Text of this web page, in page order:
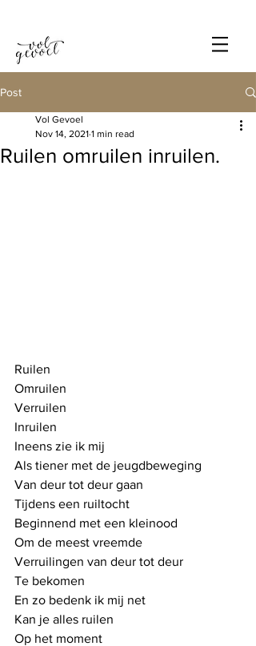
Post
Ruilen omruilen inruilen.
Vol Gevoel
Nov 14, 2021 1 min read
Ruilen
Omruilen
Verruilen
Inruilen
Ineens zie ik mij
Als tiener met de jeugdbeweging
Van deur tot deur gaan
Tijdens een ruiltocht
Beginnend met een kleinood
Om de meest vreemde
Verruilingen van deur tot deur
Te bekomen
En zo bedenk ik mij net
Kan je alles ruilen
Op het moment